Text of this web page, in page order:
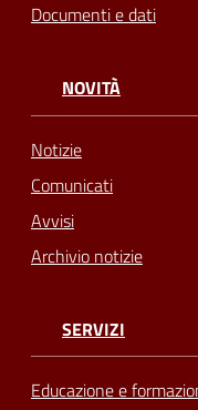
Documenti e dati
NOVITÀ
Notizie
Comunicati
Avvisi
Archivio notizie
SERVIZI
Educazione e